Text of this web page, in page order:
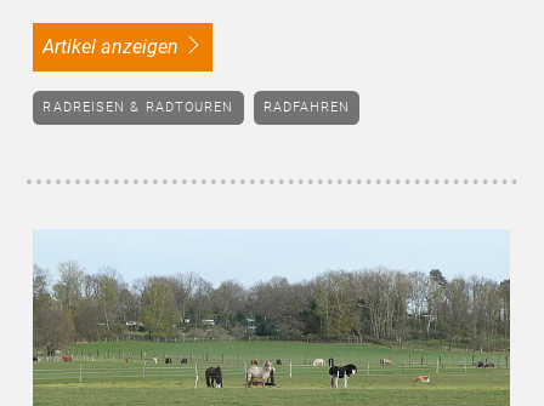
Artikel anzeigen
RADREISEN & RADTOUREN RADFAHREN